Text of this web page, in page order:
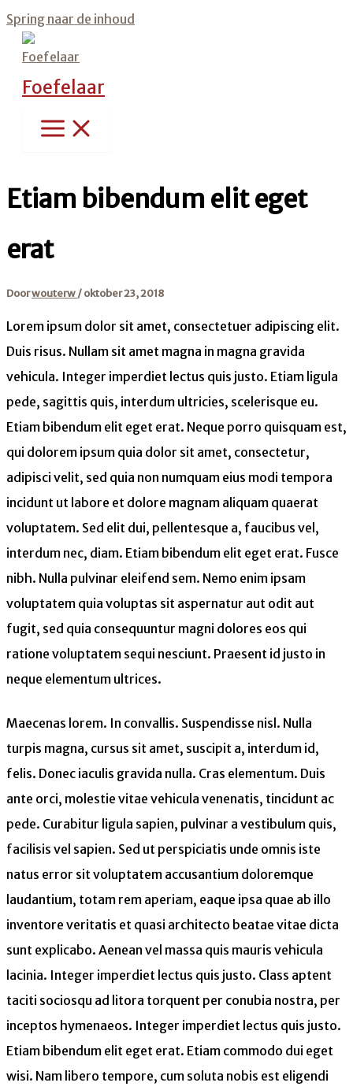
Spring naar de inhoud
Foefelaar
Etiam bibendum elit eget
erat
Doorwouterw/oktober 23, 2018
Lorem ipsum dolor sit amet, consectetuer adipiscing elit.
Duis risus. Nullam sit amet magna in magna gravida
vehicula. Integer imperdiet lectus quis justo. Etiam ligula
pede, sagittis quis, interdum ultricies, scelerisque eu.
Etiam bibendum elit eget erat. Neque porro quisquam est,
qui dolorem ipsum quia dolor sit amet, consectetur,
adipisci velit, sed quia non numquam eius modi tempora
incidunt ut labore et dolore magnam aliquam quaerat
voluptatem. Sed elit dui, pellentesque a, faucibus vel,
interdum nec, diam. Etiam bibendum elit eget erat. Fusce
nibh. Nulla pulvinar eleifend sem. Nemo enim ipsam
voluptatem quia voluptas sit aspernatur aut odit aut
fugit, sed quia consequuntur magni dolores eos qui
ratione voluptatem sequi nesciunt. Praesent id justo in
neque elementum ultrices.
Maecenas lorem. In convallis. Suspendisse nisl. Nulla
turpis magna, cursus sit amet, suscipit a, interdum id,
felis. Donec iaculis gravida nulla. Cras elementum. Duis
ante orci, molestie vitae vehicula venenatis, tincidunt ac
pede. Curabitur ligula sapien, pulvinar a vestibulum quis,
facilisis vel sapien. Sed ut perspiciatis unde omnis iste
natus error sit voluptatem accusantium doloremque
laudantium, totam rem aperiam, eaque ipsa quae ab illo
inventore veritatis et quasi architecto beatae vitae dicta
sunt explicabo. Aenean vel massa quis mauris vehicula
lacinia. Integer imperdiet lectus quis justo. Class aptent
taciti sociosqu ad litora torquent per conubia nostra, per
inceptos hymenaeos. Integer imperdiet lectus quis justo.
Etiam bibendum elit eget erat. Etiam commodo dui eget
wisi. Nam libero tempore, cum soluta nobis est eligendi